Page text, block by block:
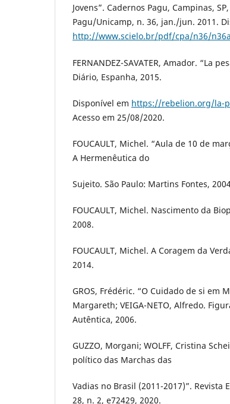
Jovens”. Cadernos Pagu, Campinas,
Pagu/Unicamp, n. 36, jan./jun. 2011.
http://www.scielo.br/pdf/cpa/n36/
FERNANDEZ-SAVATER, Amador. “La
Diário, Espanha, 2015.
Disponível em https://rebelion.org/la-
Acesso em 25/08/2020.
FOUCAULT, Michel. “Aula de 10 de
A Hermenêutica do
Sujeito. São Paulo: Martins Fontes,
FOUCAULT, Michel. Nascimento da
2008.
FOUCAULT, Michel. A Coragem da
2014.
GROS, Frédéric. “O Cuidado de si em
Margareth; VEIGA-NETO, Alfredo.
Autêntica, 2006.
GUZZO, Morgani; WOLFF, Cristina
político das Marchas das
Vadias no Brasil (2011-2017)”. Revista
28, n. 2, e72429, 2020.